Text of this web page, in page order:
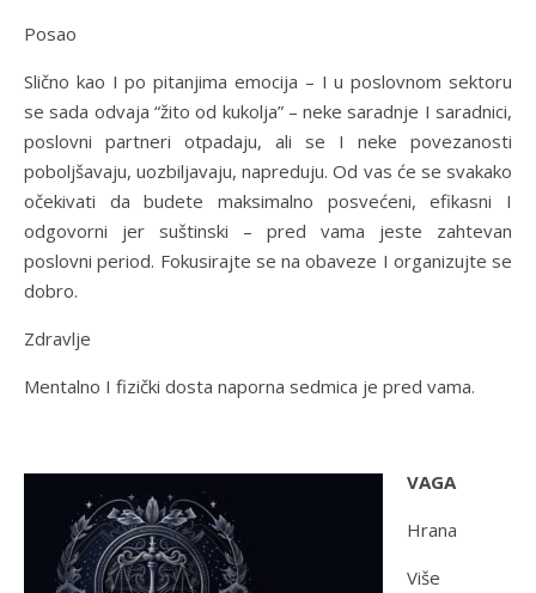
Posao
Slično kao I po pitanjima emocija – I u poslovnom sektoru
se sada odvaja “žito od kukolja” – neke saradnje I saradnici,
poslovni partneri otpadaju, ali se I neke povezanosti
poboljšavaju, uozbiljavaju, napreduju. Od vas će se svakako
očekivati da budete maksimalno posvećeni, efikasni I
odgovorni jer suštinski – pred vama jeste zahtevan
poslovni period. Fokusirajte se na obaveze I organizujte se
dobro.
Zdravlje
Mentalno I fizički dosta naporna sedmica je pred vama.
VAGA
Hrana
Više